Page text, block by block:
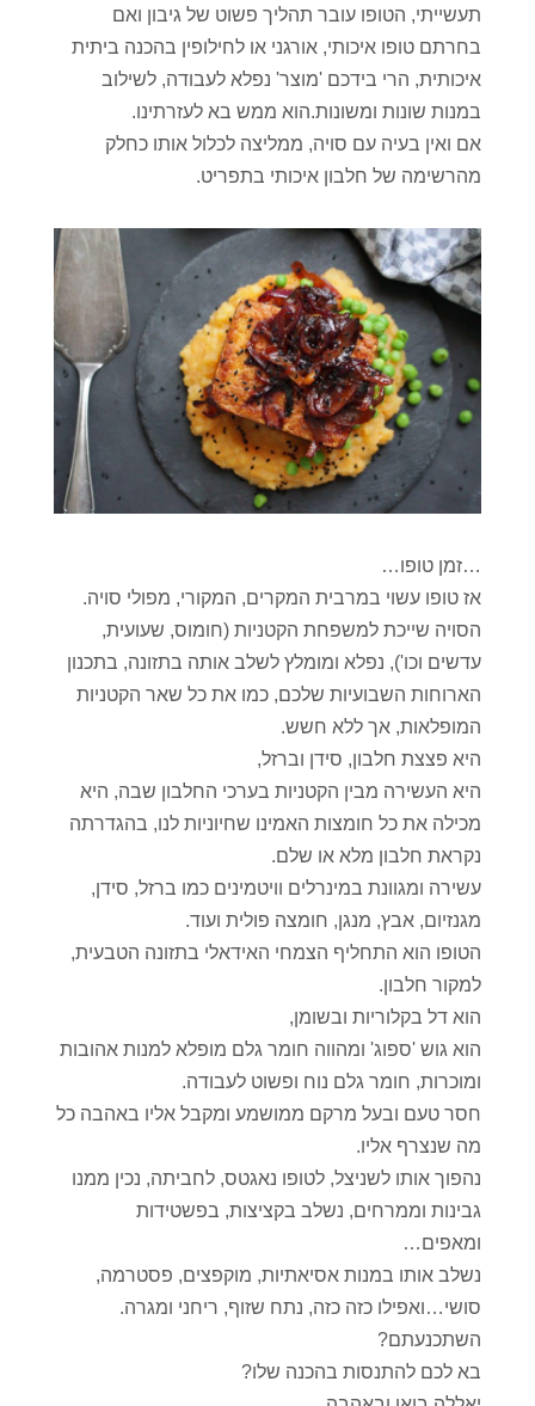
תעשייתי, הטופו עובר תהליך פשוט של גיבון ואם
בחרתם טופו איכותי, אורגני או לחילופין בהכנה ביתית
איכותית, הרי בידכם 'מוצר' נפלא לעבודה, לשילוב
במנות שונות ומשונות.הוא ממש בא לעזרתינו.
אם ואין בעיה עם סויה, ממליצה לכלול אותו כחלק
מהרשימה של חלבון איכותי בתפריט.
…זמן טופו…
אז טופו עשוי במרבית המקרים, המקורי, מפולי סויה.
הסויה שייכת למשפחת הקטניות (חומוס, שעועית,
עדשים וכו'), נפלא ומומלץ לשלב אותה בתזונה, בתכנון
הארוחות השבועיות שלכם, כמו את כל שאר הקטניות
המופלאות, אך ללא חשש.
היא פצצת חלבון, סידן וברזל,
היא העשירה מבין הקטניות בערכי החלבון שבה, היא
מכילה את כל חומצות האמינו שחיוניות לנו, בהגדרתה
נקראת חלבון מלא או שלם.
עשירה ומגוונת במינרלים וויטמינים כמו ברזל, סידן,
מגנזיום, אבץ, מנגן, חומצה פולית ועוד.
הטופו הוא התחליף הצמחי האידאלי בתזונה הטבעית,
למקור חלבון.
הוא דל בקלוריות ובשומן,
הוא גוש 'ספוג' ומהווה חומר גלם מופלא למנות אהובות
ומוכרות, חומר גלם נוח ופשוט לעבודה.
חסר טעם ובעל מרקם ממושמע ומקבל אליו באהבה כל
מה שנצרף אליו.
נהפוך אותו לשניצל, לטופו נאגטס, לחביתה, נכין ממנו
גבינות וממרחים, נשלב בקציצות, בפשטידות
ומאפים…
נשלב אותו במנות אסיאתיות, מוקפצים, פסטרמה,
סושי…ואפילו כזה כזה, נתח שזוף, ריחני ומגרה.
השתכנעתם?
בא לכם להתנסות בהכנה שלו?